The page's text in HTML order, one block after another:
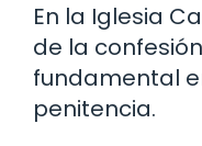
En la Iglesia
de la
fundamental
penitencia.